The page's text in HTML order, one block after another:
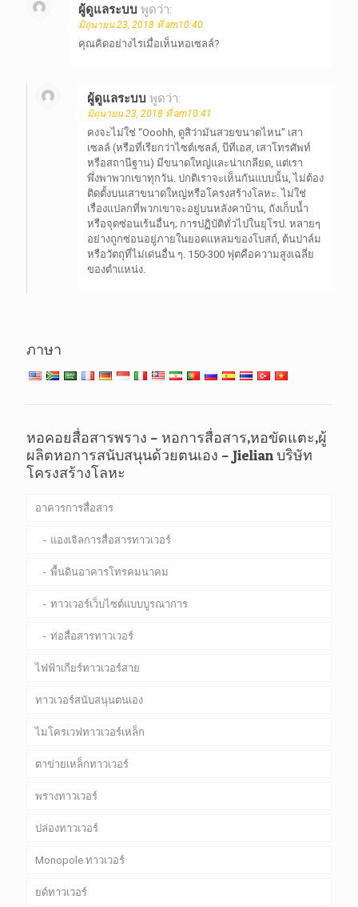
ผู้ดูแลระบบ พูดว่า:
มิถุนายน 23, 2018 ที่ am10:40
คุณคิดอย่างไรเมื่อเห็นหอเซลล์?
ผู้ดูแลระบบ พูดว่า:
มิถุนายน 23, 2018 ที่ am10:41
คงจะไม่ใช่ “Ooohh, ดูสิว่ามันสวยขนาดไหน” เสา
เซลล์ (หรือที่เรียกว่าไซต์เซลล์, บีทีเอส, เสาโทรศัพท์
หรือสถานีฐาน) มีขนาดใหญ่และน่าเกลียด, แต่เรา
พึ่งพาพวกเขาทุกวัน. ปกติเราจะเห็นกันแบบนั้น, ไม่ต้อง
ติดตั้งบนเสาขนาดใหญ่หรือโครงสร้างโลหะ. ไม่ใช่
เรื่องแปลกที่พวกเขาจะอยู่บนหลังคาบ้าน, ถังเก็บน้ำ
หรือจุดซ่อนเร้นอื่นๆ; การปฏิบัติทั่วไปในยุโรป. หลายๆ
อย่างถูกซ่อนอยู่ภายในยอดแหลมของโบสถ์, ต้นปาล์ม
หรือวัตถุที่ไม่เด่นอื่น ๆ. 150-300 ฟุตคือความสูงเฉลี่ย
ของตำแหน่ง.
ภาษา
หอคอยสื่อสารพราง – หอการสื่อสาร,หอขัดแตะ,ผู้
ผลิตหอการสนับสนุนด้วยตนเอง – Jielian บริษัท
โครงสร้างโลหะ
อาคารการสื่อสาร
แองเจิลการสื่อสารทาวเวอร์
พื้นดินอาคารโทรคมนาคม
ทาวเวอร์เว็บไซต์แบบบูรณาการ
ท่อสื่อสารทาวเวอร์
ไฟฟ้าเกียร์ทาวเวอร์สาย
ทาวเวอร์สนับสนุนตนเอง
ไมโครเวฟทาวเวอร์เหล็ก
ตาข่ายเหล็กทาวเวอร์
พรางทาวเวอร์
ปล่องทาวเวอร์
Monopole ทาวเวอร์
ยด์ทาวเวอร์